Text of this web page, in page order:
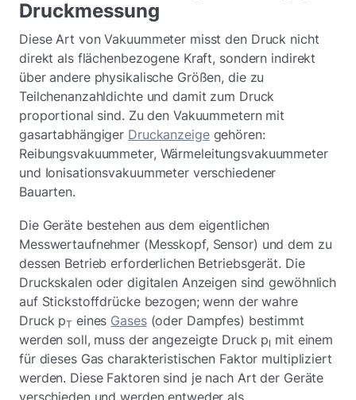
Druckmessung
Diese Art von Vakuummeter misst den Druck nicht
direkt als flächenbezogene Kraft, sondern indirekt
über andere physikalische Größen, die zu
Teilchenanzahldichte und damit zum Druck
proportional sind. Zu den Vakuummetern mit
gasartabhängiger Druckanzeigegehören:
Reibungsvakuummeter, Wärmeleitungsvakuummeter
und Ionisationsvakuummeter verschiedener
Bauarten.
Die Geräte bestehen aus dem eigentlichen
Messwertaufnehmer (Messkopf, Sensor) und dem zu
dessen Betrieb erforderlichen Betriebsgerät. Die
Druckskalen oder digitalen Anzeigen sind gewöhnlich
auf Stickstoffdrücke bezogen; wenn der wahre
Druck pT eines Gases(oder Dampfes) bestimmt
werden soll, muss der angezeigte Druck pI mit einem
für dieses Gas charakteristischen Faktor multipliziert
werden. Diese Faktoren sind je nach Art der Geräte
verschieden und werden entweder als